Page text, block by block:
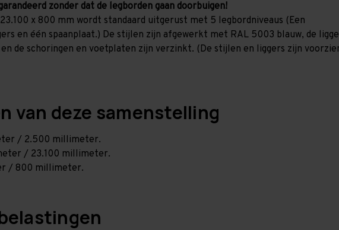
zonder dat de legborden gaan doorbuigen!
x 800 mm wordt standaard uitgerust met 5 legbordniveaus (Een
en één spaanplaat.) De stijlen zijn afgewerkt met RAL 5003 blauw, de
de schoringen en voetplaten zijn verzinkt. (De stijlen en liggers zijn
van deze samenstelling
/ 2.500 millimeter.
/ 23.100 millimeter.
/ 800 millimeter.